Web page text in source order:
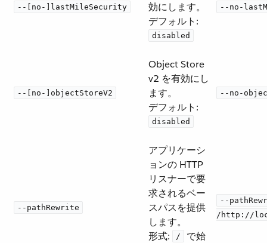
--[no-]lastMileSecurity
効にします。
デフォルト:
disabled
--no-
--[no-]objectStoreV2
Object Store
v2 を有効にし
ます。
デフォルト:
disabled
--no-
--pathRewrite
アプリケーシ
ョンの HTTP
リスナーで要
求されるベー
スパスを提供
します。
形式:
/
​ で始
--
/http://